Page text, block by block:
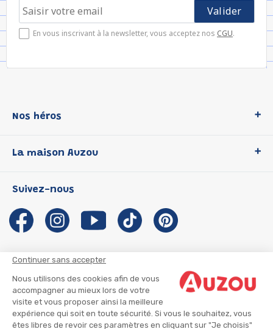
Continuer sans accepter
Nous utilisons des cookies afin de vous
accompagner au mieux lors de votre
visite et vous proposer ainsi la meilleure
expérience qui soit en toute sécurité. Si vous le souhaitez, vous
êtes libres de revoir ces paramètres en cliquant sur "Je choisis"
En vous inscrivant à la newsletter, vous acceptez nos CGU.
Nos héros
P'tit Loup
Les Influenceuses
Migali
Petite Taupe
La maison Auzou
Notre histoire
Auzou s'engage
Auteurs et illustrateurs Auzou
Suivre mon colis
Infos consommateur
Suivez-nous
CGU
CGV
Mentions légales